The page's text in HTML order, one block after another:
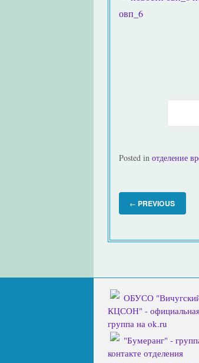
овп_6
Posted in отделение
← PREVIOUS
ОБУСО
КЦСОН" -
группа на ok.ru
"Бумеранг" -
контакте отделения